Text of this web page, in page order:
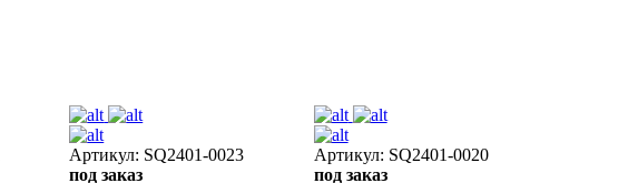
Артикул: SQ2401-0023
под заказ
Артикул: SQ2401-0020
под заказ